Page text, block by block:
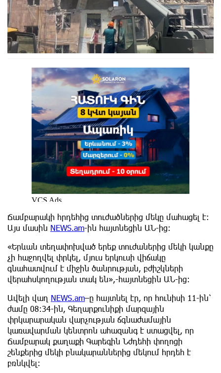
Ճամբարակի հրդեհից տուժածներից մեկը մահացել է։
Այս մասին NEWS.am-ին հայտնեցին ԱՆ-ից:
«Երևան տեղափոխված երեք տուժաներից մեկի կանքը
չի հաջողվել փրկել, մյուս երկուսի վիճակը
գնահատվում է միջին ծանրության, բժիշկների
վերահսկողության տակ են»,-հայտնեցին ԱՆ-ից:
Ավելի վաղ NEWS.am–ը հայտնել էր, որ հունիսի 11-ին՝
ժամը 08։34-ին, Գեղարքունիքի մարզային
փրկարարական վարչության ճգնաժամային
կառավարման կենտրոն ահազանգ է ստացվել, որ
Ճամբարակ քաղաքի Գարեգին Նժդեհի փողոցի
շենքերից մեկի բնակարաններից մեկում հրդեհ է
բռնկվել։